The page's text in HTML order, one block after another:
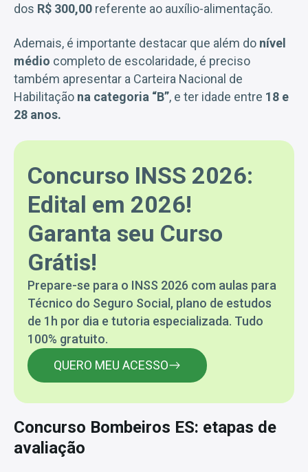
dos R$ 300,00 referente ao auxílio-alimentação.
Ademais, é importante destacar que além do nível
médio completo de escolaridade, é preciso
também apresentar a Carteira Nacional de
Habilitação na categoria “B”, e ter idade entre 18 e
28 anos.
Concurso INSS 2026:
Edital em 2026!
Garanta seu Curso
Grátis!
Prepare-se para o INSS 2026 com aulas para
Técnico do Seguro Social, plano de estudos
de 1h por dia e tutoria especializada. Tudo
100% gratuito.
QUERO MEU ACESSO
Concurso Bombeiros ES: etapas de
avaliação